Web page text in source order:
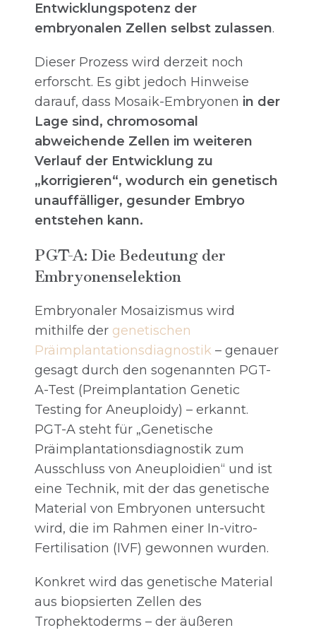
Entwicklungspotenz der
embryonalen Zellen selbst zulassen.
Dieser Prozess wird derzeit noch
erforscht. Es gibt jedoch Hinweise
darauf, dass Mosaik-Embryonen in der
Lage sind, chromosomal
abweichende Zellen im weiteren
Verlauf der Entwicklung zu
„korrigieren“, wodurch ein genetisch
unauffälliger, gesunder Embryo
entstehen kann.
PGT-A: Die Bedeutung der
Embryonenselektion
Embryonaler Mosaizismus wird
mithilfe der genetischen
Präimplantationsdiagnostik – genauer
gesagt durch den sogenannten PGT-
A-Test (Preimplantation Genetic
Testing for Aneuploidy) – erkannt.
PGT-A steht für „Genetische
Präimplantationsdiagnostik zum
Ausschluss von Aneuploidien“ und ist
eine Technik, mit der das genetische
Material von Embryonen untersucht
wird, die im Rahmen einer In-vitro-
Fertilisation (IVF) gewonnen wurden.
Konkret wird das genetische Material
aus biopsierten Zellen des
Trophektoderms – der äußeren